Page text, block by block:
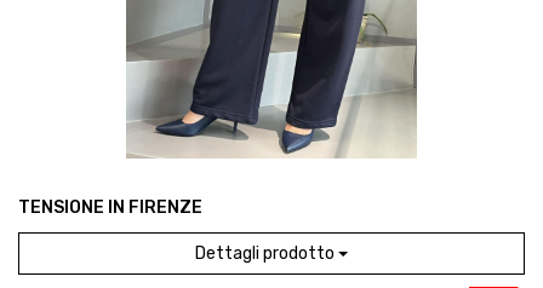
TENSIONE IN FIRENZE
Dettagli prodotto